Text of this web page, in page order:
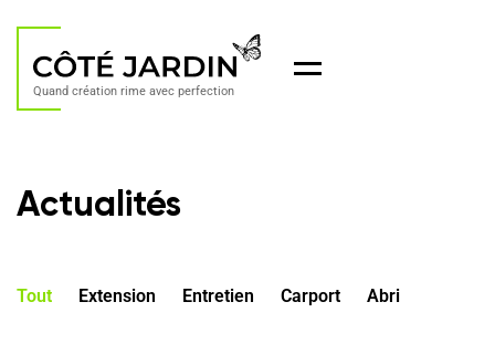
Quand création rime avec perfection
Menu
Actualités
Tout Extension Entretien Carport Abri